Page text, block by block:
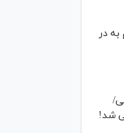
به در
شد!